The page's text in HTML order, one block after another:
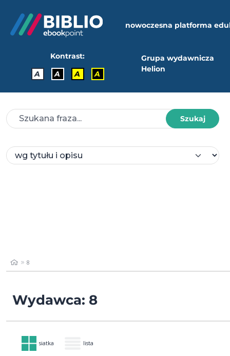
nowoczesna platforma
Kontrast:
A
A A A
Grupa wydawnicza
Helion
Szukaj
8
Wydawca: 8
siatka lista